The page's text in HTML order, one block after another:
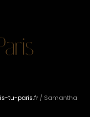
tu-paris.fr/ Samantha